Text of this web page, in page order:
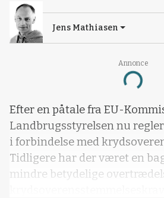
Annonce
Loading...
Jens Mathiasen
Efter en påtale fra EU-
Landbrugsstyrelsen nu
i forbindelse med
Tidligere har der været en
mindre betydelige